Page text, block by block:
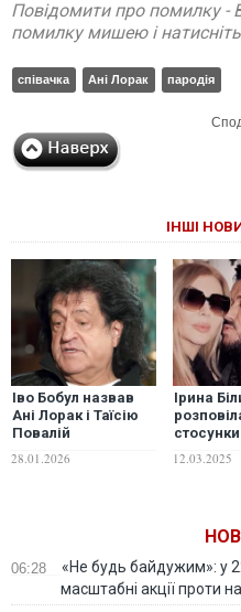
Повідомити про помилку -
помилку мишею і
співачка Ані Лорак пародія
ІНШІ
Іво Бобул назвав
Ані Лорак і Таїсію
Повалій
співачками», яких
28.01.2026
Ірина
12.03.2025
06:28
«Не будь байдужим»: у
масштабні акції проти